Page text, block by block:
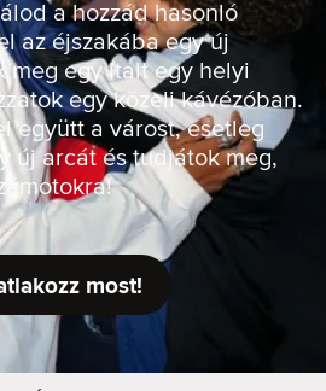
a hozzád hasonló
az éjszakába egy új
meg egy italt egy helyi
egy közeli kávézóban.
együtt a várost, esetleg
új arcát és tudjátok meg,
most!